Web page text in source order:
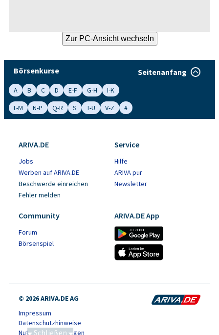
Börsenkurse Seitenanfang
A B C D E-F G-H
I-K
L-M
N-P Q-R S T-U V-Z #
ARIVA.DE
Jobs
Werben auf ARIVA.DE
Beschwerde einreichen
Fehler melden
Service
Hilfe
ARIVA pur
Newsletter
Community
Forum
Börsenspiel
ARIVA.DE App
© 2026 ARIVA.DE AG
Impressum
Datenschutzhinweise
Nutzungsbedingungen
Schließen